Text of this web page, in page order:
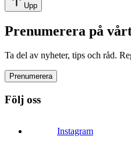
Upp
Prenumerera på
Ta del av nyheter, tips och råd.
Prenumerera
Följ oss
Instagram